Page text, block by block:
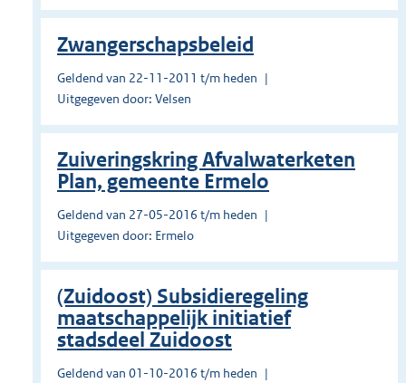
Zwangerschapsbeleid
Geldend van 22-11-2011 t/m heden
Uitgegeven door: Velsen
Zuiveringskring Afvalwaterketen
Plan, gemeente Ermelo
Geldend van 27-05-2016 t/m heden
Uitgegeven door: Ermelo
(Zuidoost) Subsidieregeling
maatschappelijk initiatief
stadsdeel Zuidoost
Geldend van 01-10-2016 t/m heden